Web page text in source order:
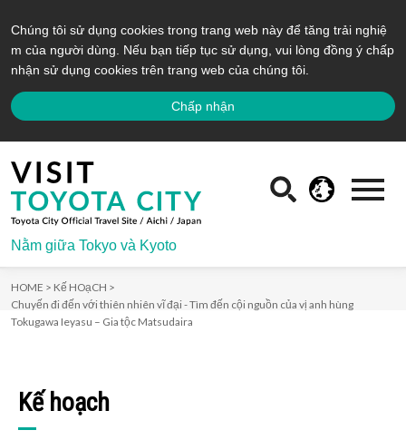
Chúng tôi sử dụng cookies trong trang web này để tăng trải nghiệ
m của người dùng. Nếu bạn tiếp tục sử dụng, vui lòng đồng ý chấp
nhận sử dụng cookies trên trang web của chúng tôi.
Chấp nhận
Nằm giữa Tokyo và Kyoto
HOME > Kế HOạCH >
Chuyến đi đến với thiên nhiên vĩ đại - Tìm đến cội nguồn của vị anh hùng
Tokugawa Ieyasu – Gia tộc Matsudaira
Kế hoạch